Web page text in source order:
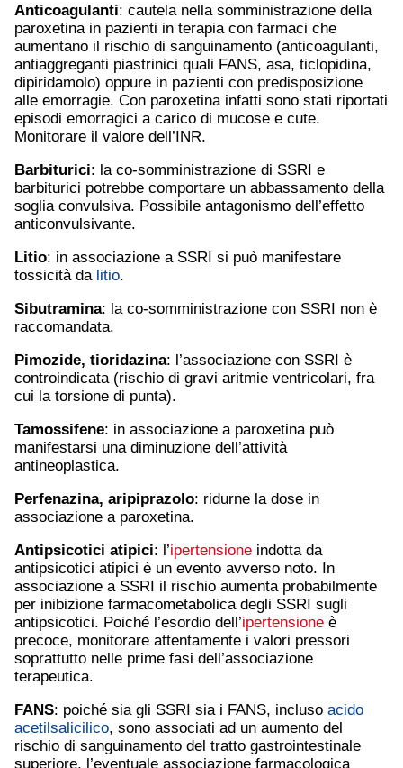
Anticoagulanti: cautela nella somministrazione della
paroxetina in pazienti in terapia con farmaci che
aumentano il rischio di sanguinamento (anticoagulanti,
antiaggreganti piastrinici quali FANS, asa, ticlopidina,
dipiridamolo) oppure in pazienti con predisposizione
alle emorragie. Con paroxetina infatti sono stati riportati
episodi emorragici a carico di mucose e cute.
Monitorare il valore dell’INR.
Barbiturici: la co-somministrazione di SSRI e
barbiturici potrebbe comportare un abbassamento della
soglia convulsiva. Possibile antagonismo dell’effetto
anticonvulsivante.
Litio: in associazione a SSRI si può manifestare
tossicità da litio.
Sibutramina: la co-somministrazione con SSRI non è
raccomandata.
Pimozide, tioridazina: l’associazione con SSRI è
controindicata (rischio di gravi aritmie ventricolari, fra
cui la torsione di punta).
Tamossifene: in associazione a paroxetina può
manifestarsi una diminuzione dell’attività
antineoplastica.
Perfenazina, aripiprazolo: ridurne la dose in
associazione a paroxetina.
Antipsicotici atipici: l’ipertensione indotta da
antipsicotici atipici è un evento avverso noto. In
associazione a SSRI il rischio aumenta probabilmente
per inibizione farmacometabolica degli SSRI sugli
antipsicotici. Poiché l’esordio dell’ipertensione è
precoce, monitorare attentamente i valori pressori
soprattutto nelle prime fasi dell’associazione
terapeutica.
FANS: poiché sia gli SSRI sia i FANS, incluso acido
acetilsalicilico, sono associati ad un aumento del
rischio di sanguinamento del tratto gastrointestinale
superiore, l’eventuale associazione farmacologica